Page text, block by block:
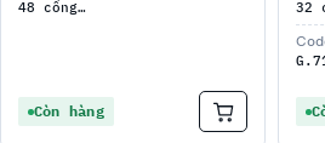
48 cổng…
Còn hàng
32